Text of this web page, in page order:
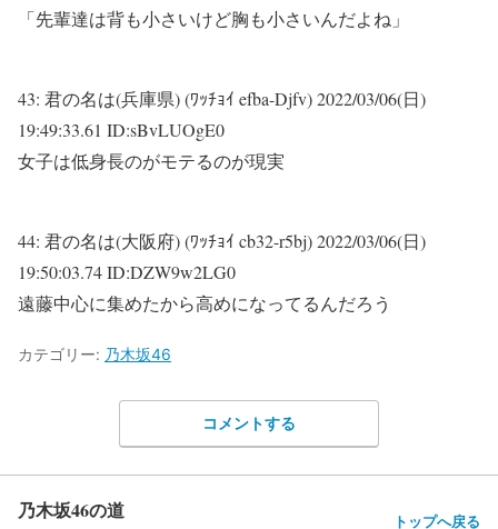
「先輩達は背も小さいけど胸も小さいんだよね」
43: 君の名は(兵庫県) (ﾜｯﾁｮｲ efba-Djfv)2022/03/06(日)
19:49:33.61 ID:sBvLUOgE0
女子は低身長のがモテるのが現実
44: 君の名は(大阪府) (ﾜｯﾁｮｲ cb32-r5bj)2022/03/06(日)
19:50:03.74 ID:DZW9w2LG0
遠藤中心に集めたから高めになってるんだろう
カテゴリー: 乃木坂46
コメントする
乃木坂46の道 トップへ戻る